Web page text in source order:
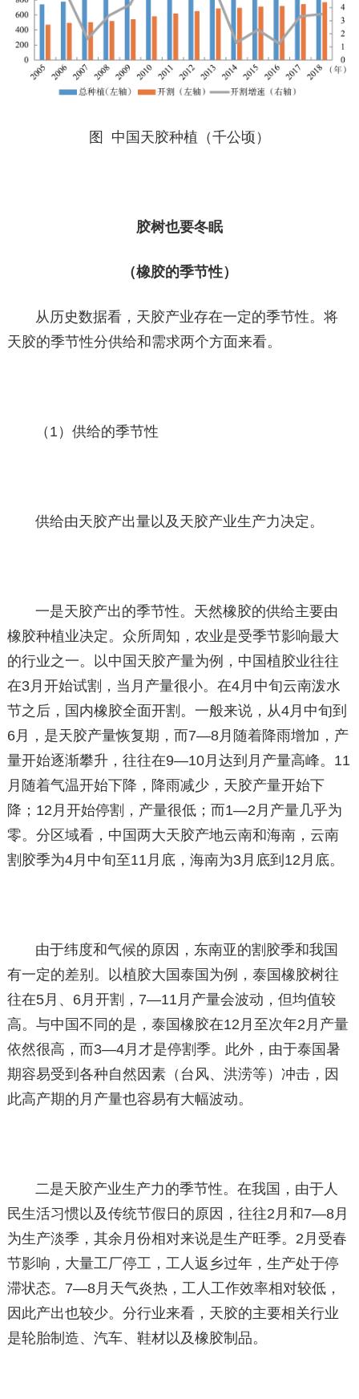
图 中国天胶种植（千公顷）
胶树也要冬眠
（橡胶的季节性）
从历史数据看，天胶产业存在一定的季节性。将
天胶的季节性分供给和需求两个方面来看。
（1）供给的季节性
供给由天胶产出量以及天胶产业生产力决定。
一是天胶产出的季节性。天然橡胶的供给主要由
橡胶种植业决定。众所周知，农业是受季节影响最大
的行业之一。以中国天胶产量为例，中国植胶业往往
在3月开始试割，当月产量很小。在4月中旬云南泼水
节之后，国内橡胶全面开割。一般来说，从4月中旬到
6月，是天胶产量恢复期，而7—8月随着降雨增加，产
量开始逐渐攀升，往往在9—10月达到月产量高峰。11
月随着气温开始下降，降雨减少，天胶产量开始下
降；12月开始停割，产量很低；而1—2月产量几乎为
零。分区域看，中国两大天胶产地云南和海南，云南
割胶季为4月中旬至11月底，海南为3月底到12月底。
由于纬度和气候的原因，东南亚的割胶季和我国
有一定的差别。以植胶大国泰国为例，泰国橡胶树往
往在5月、6月开割，7—11月产量会波动，但均值较
高。与中国不同的是，泰国橡胶在12月至次年2月产量
依然很高，而3—4月才是停割季。此外，由于泰国暑
期容易受到各种自然因素（台风、洪涝等）冲击，因
此高产期的月产量也容易有大幅波动。
二是天胶产业生产力的季节性。在我国，由于人
民生活习惯以及传统节假日的原因，往往2月和7—8月
为生产淡季，其余月份相对来说是生产旺季。2月受春
节影响，大量工厂停工，工人返乡过年，生产处于停
滞状态。7—8月天气炎热，工人工作效率相对较低，
因此产出也较少。分行业来看，天胶的主要相关行业
是轮胎制造、汽车、鞋材以及橡胶制品。